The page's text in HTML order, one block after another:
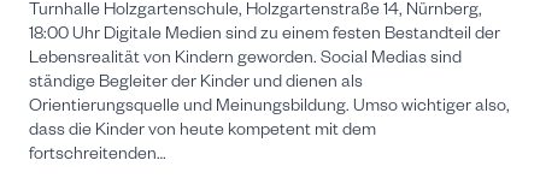
Turnhalle Holzgartenschule, Holzgartenstraße 14, Nürnberg,
18:00 Uhr Digitale Medien sind zu einem festen Bestandteil der
Lebensrealität von Kindern geworden. Social Medias sind
ständige Begleiter der Kinder und dienen als
Orientierungsquelle und Meinungsbildung. Umso wichtiger also,
dass die Kinder von heute kompetent mit dem
fortschreitenden…